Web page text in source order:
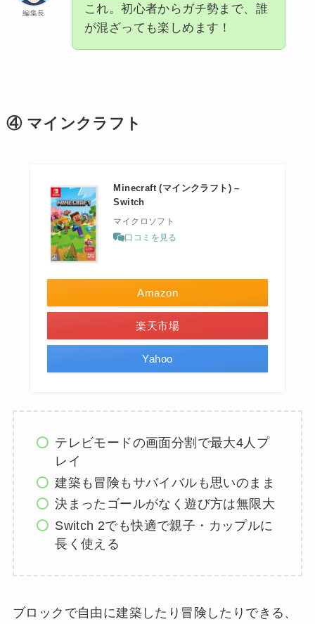
編集長
これ。初心者からガチ勢まで、誰
が混ざっても楽しめます！
④ マインクラフト
Minecraft (マインクラフト) –
Switch
マイクロソフト
口コミを見る
Amazon
楽天市場
Yahoo
テレビモードの画面分割で最大4人プ
レイ
建築も冒険もサバイバルも思いのまま
決まったゴールがなく遊び方は無限大
Switch 2でも快適で親子・カップルに
長く使える
ブロックで自由に建築したり冒険したりできる、